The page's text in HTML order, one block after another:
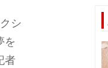
シ
を
者